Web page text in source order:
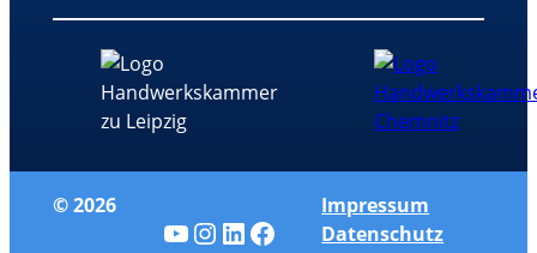
© 2026
YouTube
Instagram
LinkedIn
Facebook
Impressum
Datenschutz